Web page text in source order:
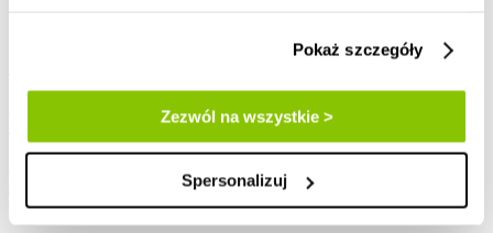
Pokaż szczegóły
Zezwól na wszystkie >
Spersonalizuj
kontakt
8:00-16:00
od 120 zł